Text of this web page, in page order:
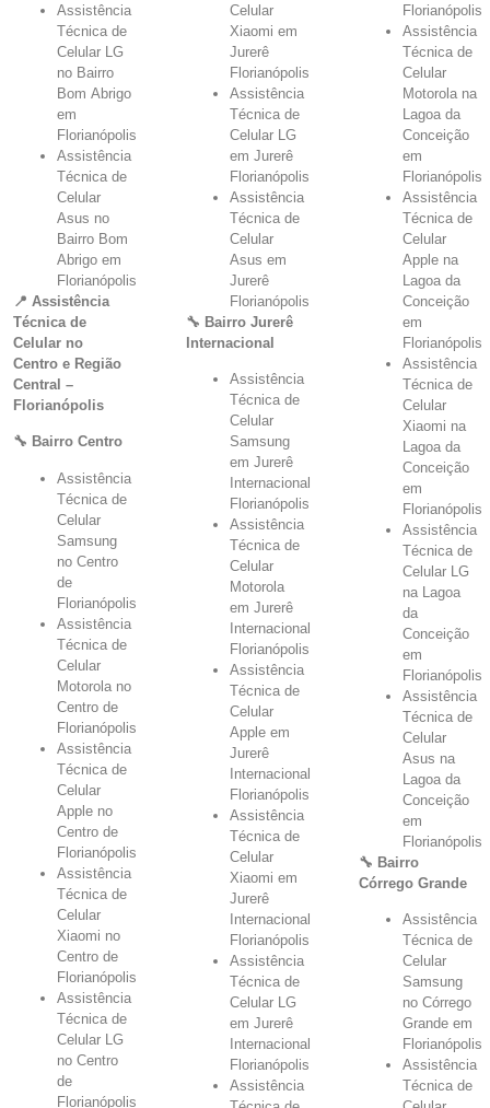
Assistência
Técnica de
Celular LG
no Bairro
Bom Abrigo
em
Florianópolis
Assistência
Técnica de
Celular
Asus no
Bairro Bom
Abrigo em
Florianópolis
📍 Assistência
Técnica de
Celular no
Centro e Região
Central –
Florianópolis
🔧 Bairro Centro
Assistência
Técnica de
Celular
Samsung
no Centro
de
Florianópolis
Assistência
Técnica de
Celular
Motorola no
Centro de
Florianópolis
Assistência
Técnica de
Celular
Apple no
Centro de
Florianópolis
Assistência
Técnica de
Celular
Xiaomi no
Centro de
Florianópolis
Assistência
Técnica de
Celular LG
no Centro
de
Florianópolis
Celular
Xiaomi em
Jurerê
Florianópolis
Assistência
Técnica de
Celular LG
em Jurerê
Florianópolis
Assistência
Técnica de
Celular
Asus em
Jurerê
Florianópolis
🔧 Bairro Jurerê
Internacional
Assistência
Técnica de
Celular
Samsung
em Jurerê
Internacional
Florianópolis
Assistência
Técnica de
Celular
Motorola
em Jurerê
Internacional
Florianópolis
Assistência
Técnica de
Celular
Apple em
Jurerê
Internacional
Florianópolis
Assistência
Técnica de
Celular
Xiaomi em
Jurerê
Internacional
Florianópolis
Assistência
Técnica de
Celular LG
em Jurerê
Internacional
Florianópolis
Assistência
Florianópolis
Assistência
Técnica de
Celular
Motorola na
Lagoa da
Conceição
em
Florianópolis
Assistência
Técnica de
Celular
Apple na
Lagoa da
Conceição
em
Florianópolis
Assistência
Técnica de
Celular
Xiaomi na
Lagoa da
Conceição
em
Florianópolis
Assistência
Técnica de
Celular LG
na Lagoa
da
Conceição
em
Florianópolis
Assistência
Técnica de
Celular
Asus na
Lagoa da
Conceição
em
Florianópolis
🔧 Bairro
Córrego Grande
Assistência
Técnica de
Celular
Samsung
no Córrego
Grande em
Florianópolis
Assistência
Técnica de